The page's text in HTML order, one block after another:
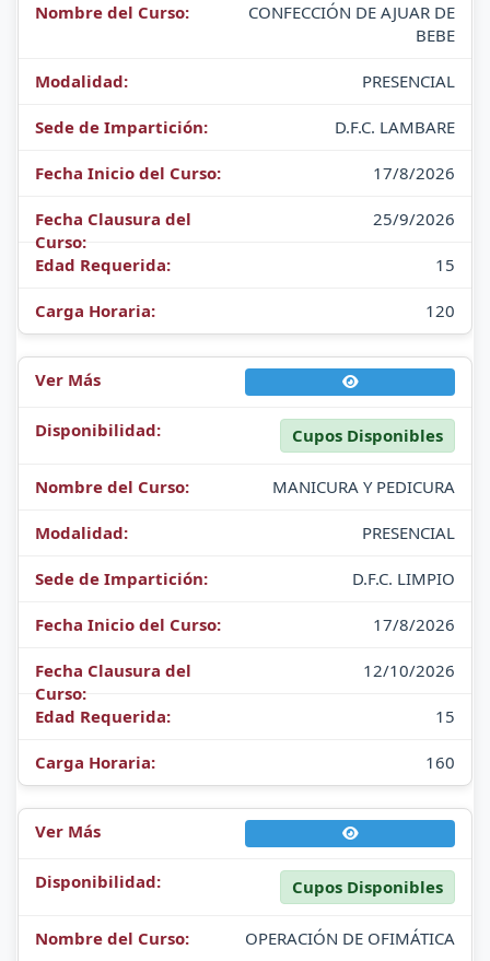
CONFECCIÓN DE AJUAR DE
BEBE
PRESENCIAL
D.F.C. LAMBARE
17/8/2026
25/9/2026
15
120
Cupos Disponibles
MANICURA Y PEDICURA
PRESENCIAL
D.F.C. LIMPIO
17/8/2026
12/10/2026
15
160
Cupos Disponibles
OPERACIÓN DE OFIMÁTICA